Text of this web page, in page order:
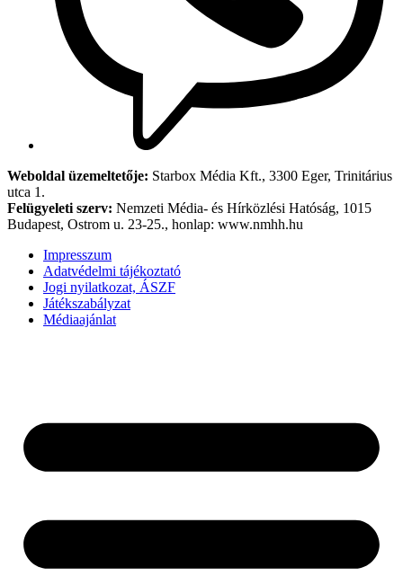
Weboldal üzemeltetője: Starbox Média Kft., 3300 Eger, Trinitárius
utca 1.
Felügyeleti szerv: Nemzeti Média- és Hírközlési Hatóság, 1015
Budapest, Ostrom u. 23-25., honlap: www.nmhh.hu
Impresszum
Adatvédelmi tájékoztató
Jogi nyilatkozat, ÁSZF
Játékszabályzat
Médiaajánlat